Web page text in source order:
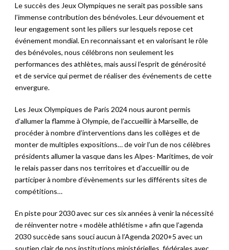
Le succès des Jeux Olympiques ne serait pas possible sans
l’immense contribution des bénévoles. Leur dévouement et
leur engagement sont les piliers sur lesquels repose cet
événement mondial. En reconnaissant et en valorisant le rôle
des bénévoles, nous célébrons non seulement les
performances des athlètes, mais aussi l’esprit de générosité
et de service qui permet de réaliser des événements de cette
envergure.
Les Jeux Olympiques de Paris 2024 nous auront permis
d’allumer la flamme à Olympie, de l’accueillir à Marseille, de
procéder à nombre d’interventions dans les collèges et de
monter de multiples expositions… de voir l’un de nos célèbres
présidents allumer la vasque dans les Alpes- Maritimes, de voir
le relais passer dans nos territoires et d’accueillir ou de
participer à nombre d’évènements sur les différents sites de
compétitions…
En piste pour 2030 avec sur ces six années à venir la nécessité
de réinventer notre « modèle athlétisme » afin que l’agenda
2030 succède sans souci aucun à l’Agenda 2020+5 avec un
soutien clair de nos institutions ministérielles, fédérales avec